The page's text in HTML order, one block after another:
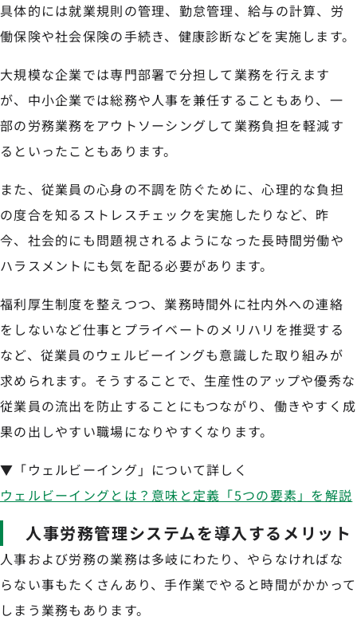
具体的には就業規則の管理、勤怠管理、給与の計算、労
働保険や社会保険の手続き、健康診断などを実施します。
大規模な企業では専門部署で分担して業務を行えます
が、中小企業では総務や人事を兼任することもあり、一
部の労務業務をアウトソーシングして業務負担を軽減す
るといったこともあります。
また、従業員の心身の不調を防ぐために、心理的な負担
の度合を知るストレスチェックを実施したりなど、昨
今、社会的にも問題視されるようになった長時間労働や
ハラスメントにも気を配る必要があります。
福利厚生制度を整えつつ、業務時間外に社内外への連絡
をしないなど仕事とプライベートのメリハリを推奨する
など、従業員のウェルビーイングも意識した取り組みが
求められます。そうすることで、生産性のアップや優秀な
従業員の流出を防止することにもつながり、働きやすく成
果の出しやすい職場になりやすくなります。
▼「ウェルビーイング」について詳しく
ウェルビーイングとは？意味と定義「5つの要素」を解説
人事労務管理システムを導入するメリット
人事および労務の業務は多岐にわたり、やらなければな
らない事もたくさんあり、手作業でやると時間がかかって
しまう業務もあります。